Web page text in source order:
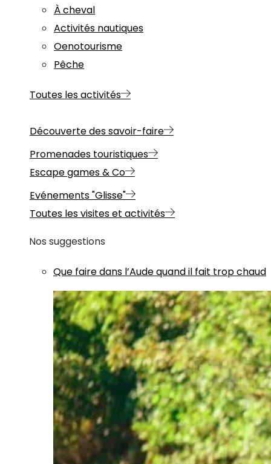
À cheval
Activités nautiques
Oenotourisme
Pêche
Toutes les activités
Découverte des savoir-faire
Promenades touristiques
Escape games & Co
Evénements "Glisse"
Toutes les visites et activités
Nos suggestions
Que faire dans l’Aude quand il fait trop chaud